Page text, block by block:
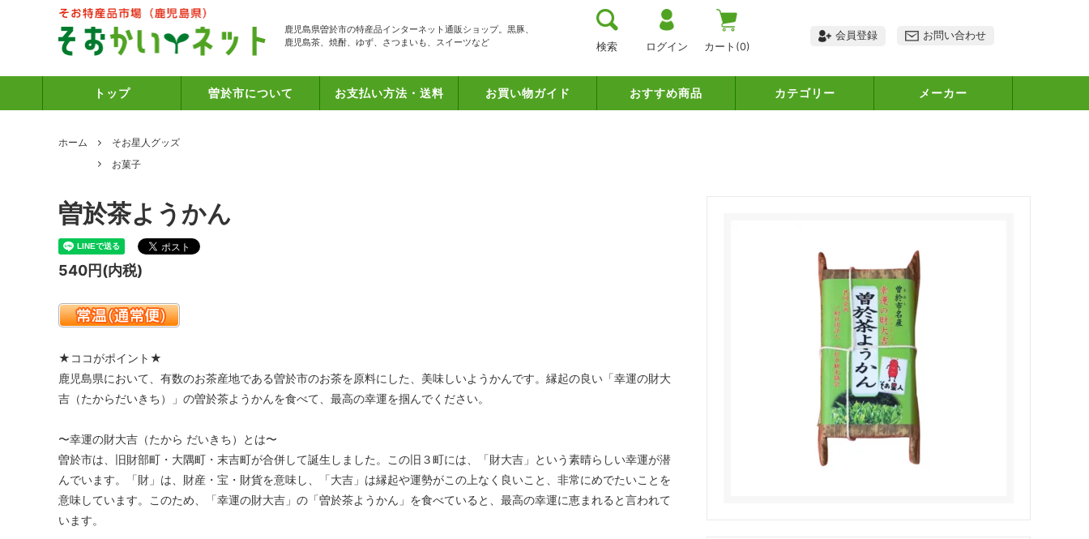
鹿児島県曽於市の特産品インターネット通販ショップ。黒豚、
鹿児島茶、焼酎、ゆず、さつまいも、スイーツなど
検索 ログイン カート(0)
会員登録 お問い合わせ
トップ 曽於市について お支払い方法・送料 お買い物ガイド おすすめ商品 カテゴリー メーカー
ホーム
そお星人グッズ
お菓子
曽於茶ようかん
540円(内税)
★ココがポイント★
鹿児島県において、有数のお茶産地である曽於市のお茶を原料にした、美味しいようかんです。縁起の良い「幸運の財大
吉（たからだいきち）」の曽於茶ようかんを食べて、最高の幸運を掴んでください。
〜幸運の財大吉（たから だいきち）とは〜
曽於市は、旧財部町・大隅町・末吉町が合併して誕生しました。この旧３町には、「財大吉」という素晴らしい幸運が潜
んでいます。「財」は、財産・宝・財貨を意味し、「大吉」は縁起や運勢がこの上なく良いこと、非常にめでたいことを
意味しています。このため、「幸運の財大吉」の「曽於茶ようかん」を食べていると、最高の幸運に恵まれると言われて
います。